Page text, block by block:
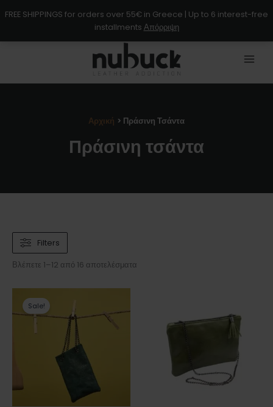
FREE SHIPPINGS for orders over 55€ in Greece | Up to 6 interest-free
installments Απόρριψη
στο
Αρχική Πράσινη Τσάντα
Πράσινη τσάντα
Filters
Βλέπετε 1–12 από 16 αποτελέσματα
Sale!
Original
54,00 €.
Η
είναι: